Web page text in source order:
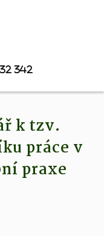
342
k tzv.
práce v
praxe